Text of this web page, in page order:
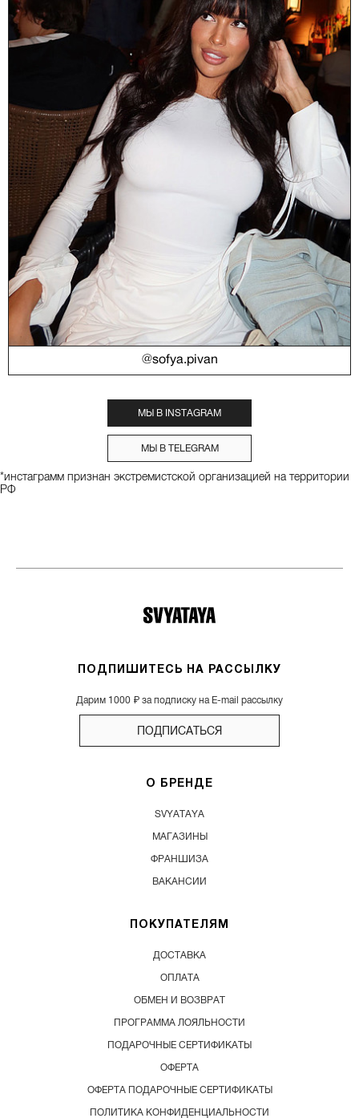
@sofya.pivan
МЫ В INSTAGRAM
МЫ В TELEGRAM
*инстаграмм признан экстремистской организацией на территории
РФ
О БРЕНДЕ
SVYATAYA
МАГАЗИНЫ
ФРАНШИЗА
ВАКАНСИИ
ПОКУПАТЕЛЯМ
ДОСТАВКА
ОПЛАТА
ОБМЕН И ВОЗВРАТ
ПРОГРАММА ЛОЯЛЬНОСТИ
ПОДАРОЧНЫЕ СЕРТИФИКАТЫ
ОФЕРТА
ОФЕРТА ПОДАРОЧНЫЕ СЕРТИФИКАТЫ
ПОЛИТИКА КОНФИДЕНЦИАЛЬНОСТИ
ПОДПИШИТЕСЬ НА РАССЫЛКУ
Дарим 1000 ₽ за подписку на E-mail рассылку
ПОДПИСАТЬСЯ